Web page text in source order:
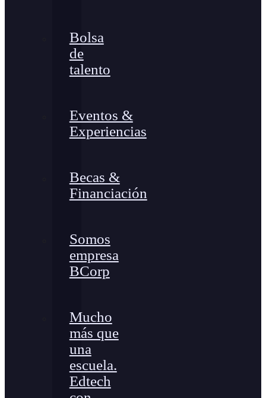
Bolsa
de
talento
Eventos &
Experiencias
Becas &
Financiación
Somos
empresa
BCorp
Mucho
más que
una
escuela.
Edtech